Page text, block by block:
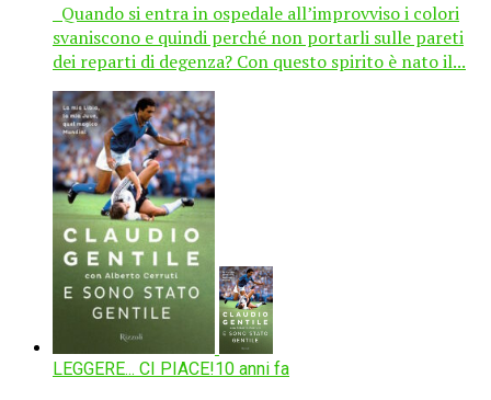
Quando si entra in ospedale all’improvviso i colori
svaniscono e quindi perché non portarli sulle pareti
dei reparti di degenza? Con questo spirito è nato il...
LEGGERE... CI PIACE!10 anni fa